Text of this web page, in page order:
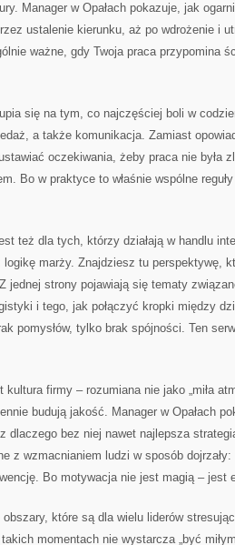
Manager w Opałach pokazuje, jak
ustalenie kierunku, aż po wdrożenie i
ważne, gdy Twoja praca przypomina
się na tym, co najczęściej boli w
a także komunikacja. Zamiast
oczekiwania, żeby praca nie była
Bo w praktyce to właśnie wspólne
też dla tych, którzy działają w handlu
marży. Znajdziesz tu perspektywę,
jednej strony pojawiają się tematy
i tego, jak połączyć kropki między
pomysłów, tylko brak spójności. Ten
firmy – rozumiana nie jako „miła
budują jakość. Manager w Opałach
dlaczego bez niej nawet najlepsza
z wzmacnianiem ludzi w sposób
Bo motywacja nie jest magią – jest
które są dla wielu liderów
momentach nie wystarcza „być